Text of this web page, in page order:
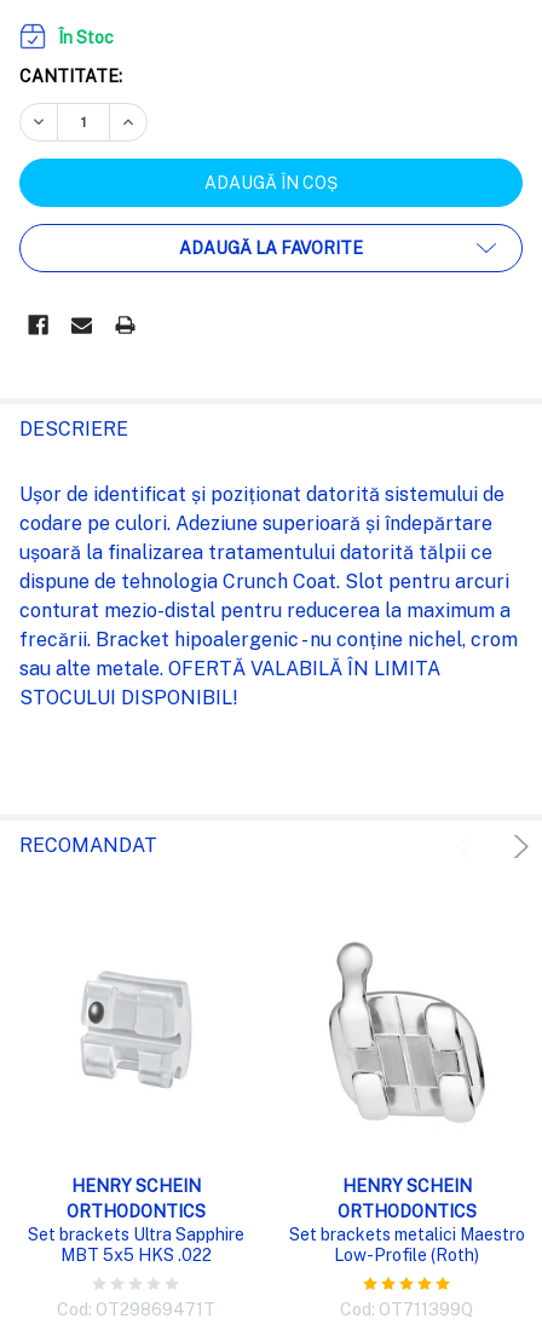
În Stoc
CANTITATE:
REDUCEȚI CANTITATEA:
CREȘTEȚI CANTITATEA:
ADAUGĂ LA FAVORITE
CUMPARATE
SELECTEAZĂ
TOT
ADAUGĂ
ÎN COȘ
DESCRIERE
Ușor de identificat și poziționat datorită sistemului de
codare pe culori. Adeziune superioară și îndepărtare
ușoară la finalizarea tratamentului datorită tălpii ce
dispune de tehnologia Crunch Coat. Slot pentru arcuri
conturat mezio-distal pentru reducerea la maximum a
frecării. Bracket hipoalergenic - nu conține nichel, crom
sau alte metale. OFERTĂ VALABILĂ ÎN LIMITA
STOCULUI DISPONIBIL!
RECOMANDAT
HENRY SCHEIN
ORTHODONTICS
Set brackets Ultra Sapphire
MBT 5x5 HKS .022
Cod: OT29869471T
HENRY SCHEIN
ORTHODONTICS
Set brackets metalici Maestro
Low-Profile (Roth)
Cod: OT711399Q